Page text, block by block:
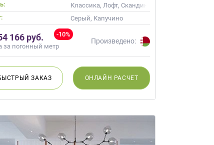
Классика, Лофт, Скандинавский, Неоклассика
Серый, Капучино
-10%
166 руб.
за погонный метр
Произведено:
ЗАКАЗ ОНЛАЙН РАСЧЕТ